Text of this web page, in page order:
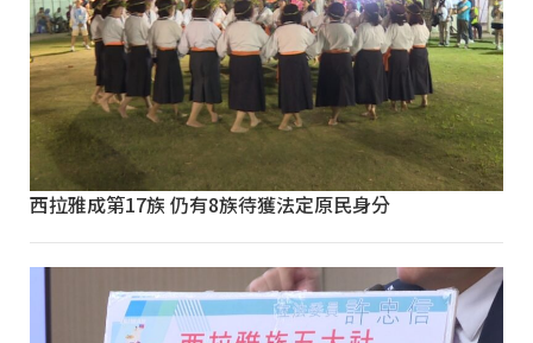
西拉雅成第17族 仍有8族待獲法定原民身分